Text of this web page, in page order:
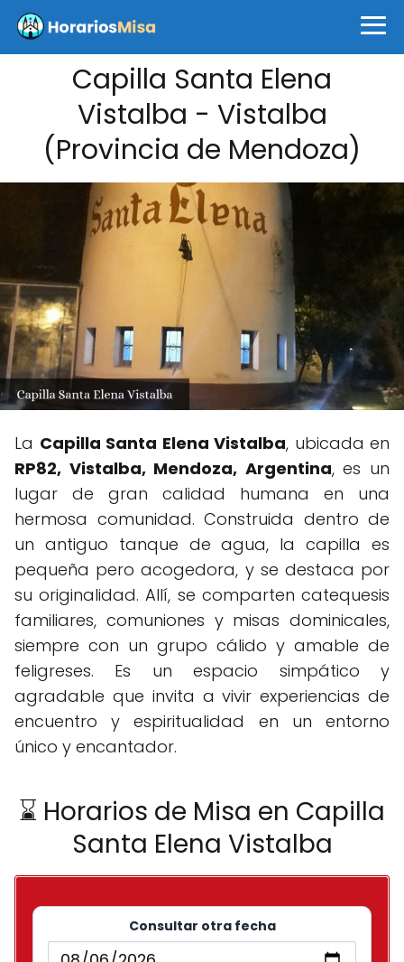
Capilla Santa Elena
Vistalba - Vistalba
(Provincia de Mendoza)
La Capilla Santa Elena Vistalba, ubicada en
RP82, Vistalba, Mendoza, Argentina, es un
lugar de gran calidad humana en una
hermosa comunidad. Construida dentro de
un antiguo tanque de agua, la capilla es
pequeña pero acogedora, y se destaca por
su originalidad. Allí, se comparten catequesis
familiares, comuniones y misas dominicales,
siempre con un grupo cálido y amable de
feligreses. Es un espacio simpático y
agradable que invita a vivir experiencias de
encuentro y espiritualidad en un entorno
único y encantador.
⌛ Horarios de Misa en Capilla
Santa Elena Vistalba
Consultar otra fecha